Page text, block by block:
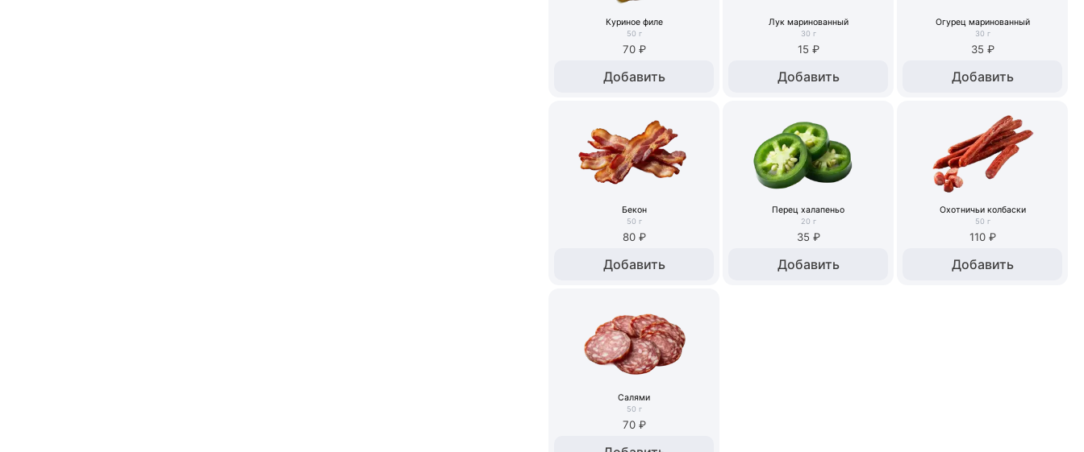
Куриное филе
50 г
70 ₽
Добавить
Лук маринованный
30 г
15 ₽
Добавить
Огурец маринованный
30 г
35 ₽
Добавить
Бекон
50 г
80 ₽
Добавить
Перец халапеньо
20 г
35 ₽
Добавить
Охотничьи колбаски
50 г
110 ₽
Добавить
Салями
50 г
70 ₽